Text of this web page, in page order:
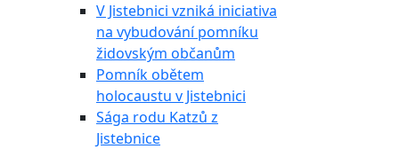
V Jistebnici vzniká iniciativa
na vybudování pomníku
židovským občanům
Pomník obětem
holocaustu v Jistebnici
Sága rodu Katzů z
Jistebnice